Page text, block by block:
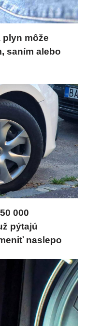
plyn môže
saním alebo
000
pýtajú
naslepo